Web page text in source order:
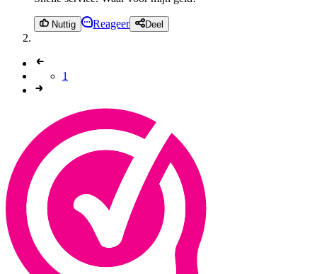
Nuttig Reageer Deel
1